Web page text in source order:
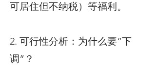
可居住但不纳税）等福利。
2. 可行性分析：为什么要“下
调”？